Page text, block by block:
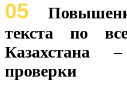
05
текста по
Казахстана
проверки